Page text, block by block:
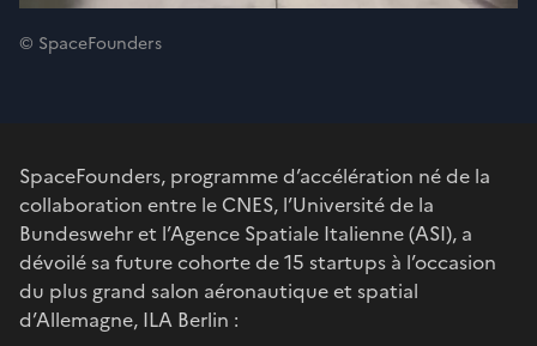
© SpaceFounders
SpaceFounders, programme d’accélération né de la
collaboration entre le CNES, l’Université de la
Bundeswehr et l’Agence Spatiale Italienne (ASI), a
dévoilé sa future cohorte de 15 startups à l’occasion
du plus grand salon aéronautique et spatial
d’Allemagne, ILA Berlin :